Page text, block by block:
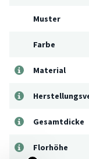
Muster
Farbe
Material
Gesamtdicke
Florhöhe